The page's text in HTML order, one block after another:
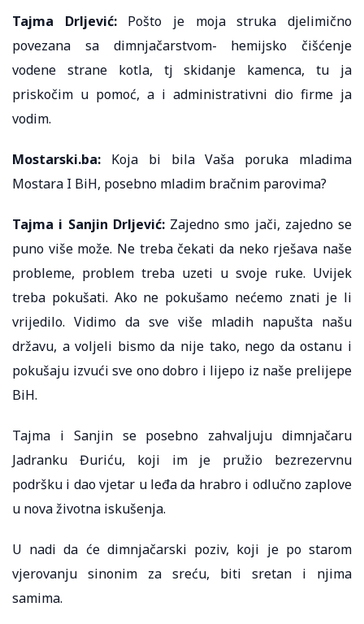
Tajma Drljević:Pošto je moja struka djelimično
povezana sa dimnjačarstvom- hemijsko čišćenje
vodene strane kotla, tj skidanje kamenca, tu ja
priskočim u pomoć, a i administrativni dio firme ja
vodim.
Mostarski.ba: Koja bi bila Vaša poruka mladima
Mostara I BiH, posebno mladim bračnim parovima?
Tajma i Sanjin Drljević:Zajedno smo jači, zajedno se
puno više može. Ne treba čekati da neko rješava naše
probleme, problem treba uzeti u svoje ruke. Uvijek
treba pokušati. Ako ne pokušamo nećemo znati je li
vrijedilo. Vidimo da sve više mladih napušta našu
državu, a voljeli bismo da nije tako, nego da ostanu i
pokušaju izvući sve ono dobro i lijepo iz naše prelijepe
BiH.
Tajma i Sanjin se posebno zahvaljuju dimnjačaru
Jadranku Đuriću, koji im je pružio bezrezervnu
podršku i dao vjetar u leđa da hrabro i odlučno zaplove
u nova životna iskušenja.
U nadi da će dimnjačarski poziv, koji je po starom
vjerovanju sinonim za sreću, biti sretan i njima
samima.